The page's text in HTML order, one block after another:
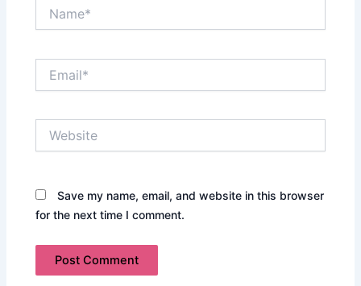
Save my name, email, and website in this browser
for the next time I comment.